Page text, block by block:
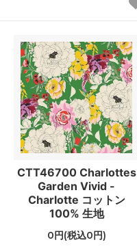
CTT46700 Charlottes
Garden Vivid -
Charlotte コットン
100% 生地
0円(税込0円)